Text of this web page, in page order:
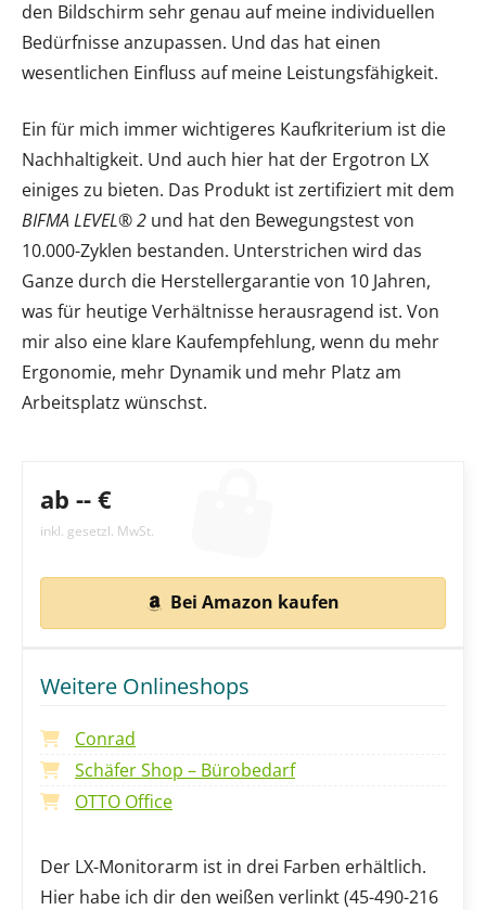
den Bildschirm sehr genau auf meine individuellen
Bedürfnisse anzupassen. Und das hat einen
wesentlichen Einfluss auf meine Leistungsfähigkeit.
Ein für mich immer wichtigeres Kaufkriterium ist die
Nachhaltigkeit. Und auch hier hat der Ergotron LX
einiges zu bieten. Das Produkt ist zertifiziert mit dem
BIFMA LEVEL® 2 und hat den Bewegungstest von
10.000-Zyklen bestanden. Unterstrichen wird das
Ganze durch die Herstellergarantie von 10 Jahren,
was für heutige Verhältnisse herausragend ist. Von
mir also eine klare Kaufempfehlung, wenn du mehr
Ergonomie, mehr Dynamik und mehr Platz am
Arbeitsplatz wünschst.
ab -- €
inkl. gesetzl. MwSt.
Bei Amazon kaufen
Weitere Onlineshops
Conrad
Schäfer Shop – Bürobedarf
OTTO Office
Der LX-Monitorarm ist in drei Farben erhältlich.
Hier habe ich dir den weißen verlinkt (45-490-216